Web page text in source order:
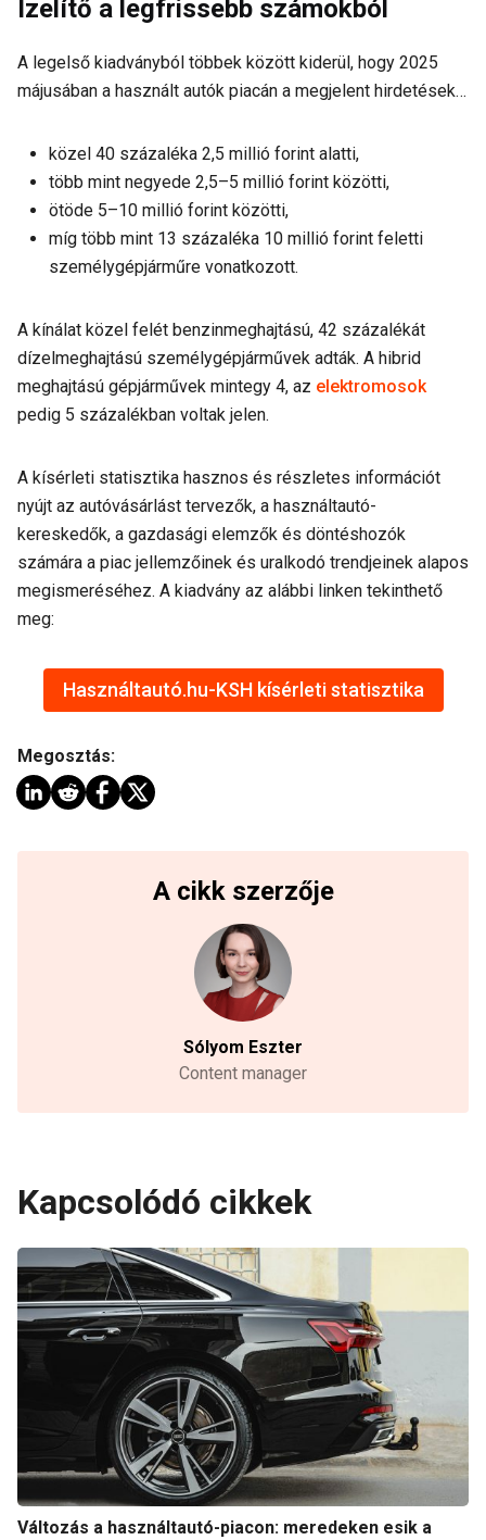
Ízelítő a legfrissebb számokból
A legelső kiadványból többek között kiderül, hogy 2025
májusában a használt autók piacán a megjelent hirdetések…
közel 40 százaléka 2,5 millió forint alatti,
több mint negyede 2,5–5 millió forint közötti,
ötöde 5–10 millió forint közötti,
míg több mint 13 százaléka 10 millió forint feletti
személygépjárműre vonatkozott.
A kínálat közel felét benzinmeghajtású, 42 százalékát
dízelmeghajtású személygépjárművek adták. A hibrid
meghajtású gépjárművek mintegy 4, az elektromosok
pedig 5 százalékban voltak jelen.
A kísérleti statisztika hasznos és részletes információt
nyújt az autóvásárlást tervezők, a használtautó-
kereskedők, a gazdasági elemzők és döntéshozók
számára a piac jellemzőinek és uralkodó trendjeinek alapos
megismeréséhez. A kiadvány az alábbi linken tekinthető
meg:
Használtautó.hu-KSH kísérleti statisztika
Megosztás:
A cikk szerzője
Sólyom Eszter
Content manager
Kapcsolódó cikkek
Változás a használtautó-piacon: meredeken esik a